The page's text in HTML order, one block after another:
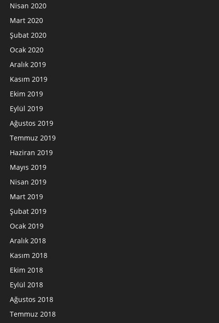
Nisan 2020
Mart 2020
Şubat 2020
Ocak 2020
Aralık 2019
Kasım 2019
Ekim 2019
Eylül 2019
Ağustos 2019
Temmuz 2019
Haziran 2019
Mayıs 2019
Nisan 2019
Mart 2019
Şubat 2019
Ocak 2019
Aralık 2018
Kasım 2018
Ekim 2018
Eylül 2018
Ağustos 2018
Temmuz 2018